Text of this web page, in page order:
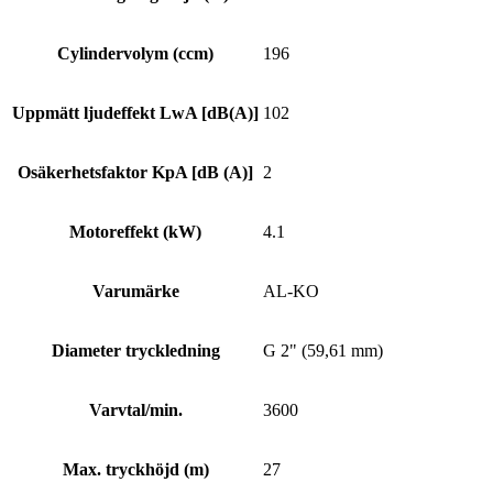
Cylindervolym (ccm) 196
Uppmätt ljudeffekt LwA [dB(A)] 102
Osäkerhetsfaktor KpA [dB (A)] 2
Motoreffekt (kW) 4.1
Varumärke AL-KO
Diameter tryckledning G 2" (59,61 mm)
Varvtal/min. 3600
Max. tryckhöjd (m) 27